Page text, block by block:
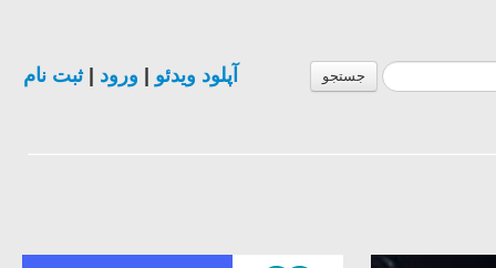
جستجو آپلود ویدئو ورود |ثبت نام